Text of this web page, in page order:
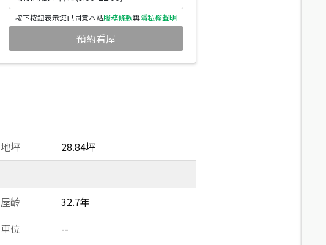
按下按鈕表示您已同意本站服務條款與隱私權聲明
預約看屋
地坪
28.84坪
屋齡
32.7年
車位
--